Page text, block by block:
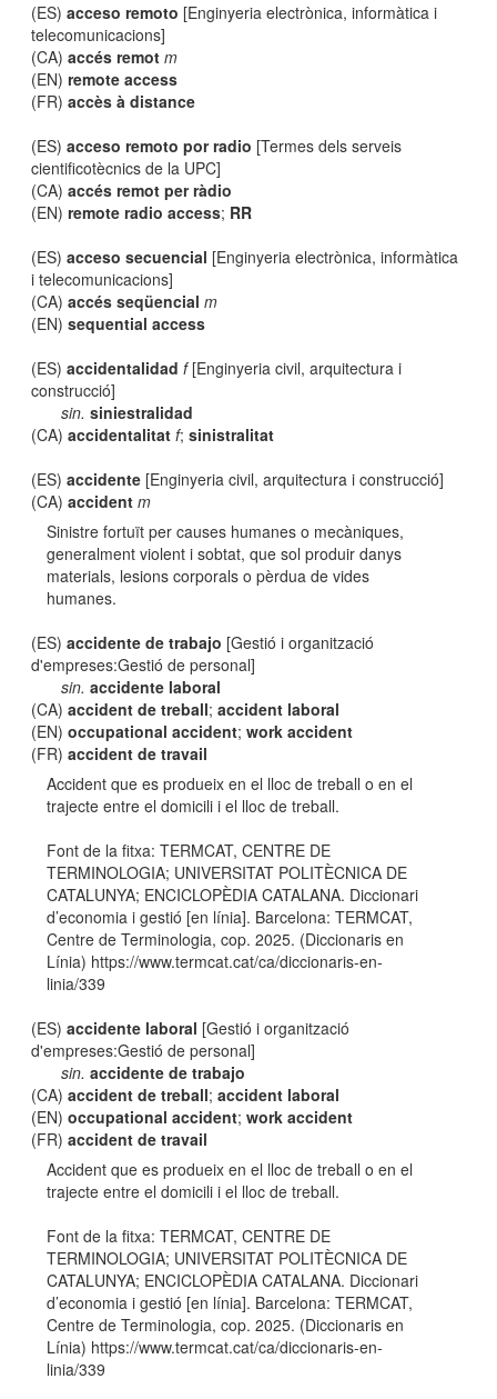
(ES)acceso remoto [Enginyeria electrònica, informàtica i
telecomunicacions]
(CA)accés remot m
(EN)remote access
(FR)accès à distance
(ES)acceso remoto por radio [Termes dels serveis
cientificotècnics de la UPC]
(CA)accés remot per ràdio
(EN)remote radio access; RR
(ES)acceso secuencial [Enginyeria electrònica, informàtica
i telecomunicacions]
(CA)accés seqüencial m
(EN)sequential access
(ES)accidentalidad f[Enginyeria civil, arquitectura i
construcció]
sin. siniestralidad
(CA)accidentalitat f;sinistralitat
(ES)accidente [Enginyeria civil, arquitectura i construcció]
(CA)accident m
Sinistre fortuït per causes humanes o mecàniques,
generalment violent i sobtat, que sol produir danys
materials, lesions corporals o pèrdua de vides
humanes.
(ES)accidente de trabajo [Gestió i organització
d'empreses:Gestió de personal]
sin. accidente laboral
(CA)accident de treball;accident laboral
(EN)occupational accident;work accident
(FR)accident de travail
Accident que es produeix en el lloc de treball o en el
trajecte entre el domicili i el lloc de treball.
Font de la fitxa: TERMCAT, CENTRE DE
TERMINOLOGIA; UNIVERSITAT POLITÈCNICA DE
CATALUNYA; ENCICLOPÈDIA CATALANA. Diccionari
d’economia i gestió [en línia]. Barcelona: TERMCAT,
Centre de Terminologia, cop. 2025. (Diccionaris en
Línia) https://www.termcat.cat/ca/diccionaris-en-
linia/339
(ES)accidente laboral [Gestió i organització
d'empreses:Gestió de personal]
sin. accidente de trabajo
(CA)accident de treball;accident laboral
(EN)occupational accident;work accident
(FR)accident de travail
Accident que es produeix en el lloc de treball o en el
trajecte entre el domicili i el lloc de treball.
Font de la fitxa: TERMCAT, CENTRE DE
TERMINOLOGIA; UNIVERSITAT POLITÈCNICA DE
CATALUNYA; ENCICLOPÈDIA CATALANA. Diccionari
d’economia i gestió [en línia]. Barcelona: TERMCAT,
Centre de Terminologia, cop. 2025. (Diccionaris en
Línia) https://www.termcat.cat/ca/diccionaris-en-
linia/339